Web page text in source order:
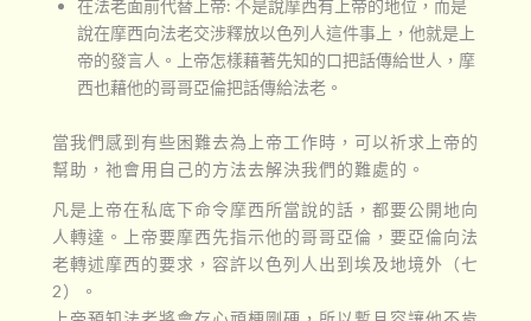
在法老面前代替上帝: 不是說摩西有上帝的地位，而是
說在摩西向法老交涉釋放以色列人這件事上，他就是上
帝的發言人。上帝怎樣藉著先知的口把話傳給世人，摩
西也藉他的哥哥亞倫把話傳給法老。
當我們感到有些困難去為上帝工作時，可以祈求上帝的
幫助，祂會用自己的方法去解決我們的難處的。
凡是上帝在私底下命令摩西所當說的話，都要公開地向
人轉達。上帝要摩西先指示他的哥哥亞倫，要亞倫向法
老轉述摩西的要求，容許以色列人出到埃及地境外（七
2）。